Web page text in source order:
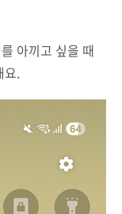
아끼고 싶을 때
요.